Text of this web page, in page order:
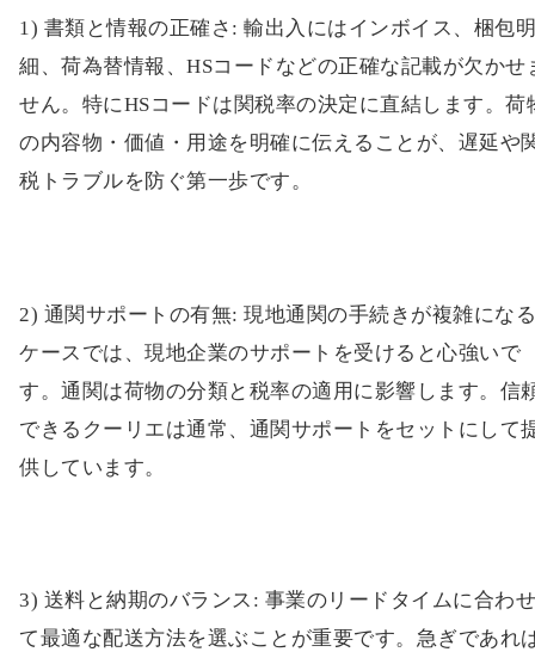
1) 書類と情報の正確さ: 輸出入にはインボイス、梱包
細、荷為替情報、HSコードなどの正確な記載が欠かせ
せん。特にHSコードは関税率の決定に直結します。荷
の内容物・価値・用途を明確に伝えることが、遅延や
税トラブルを防ぐ第一歩です。
2) 通関サポートの有無: 現地通関の手続きが複雑にな
ケースでは、現地企業のサポートを受けると心強いで
す。通関は荷物の分類と税率の適用に影響します。信
できるクーリエは通常、通関サポートをセットにして
供しています。
3) 送料と納期のバランス: 事業のリードタイムに合わ
て最適な配送方法を選ぶことが重要です。急ぎであれ